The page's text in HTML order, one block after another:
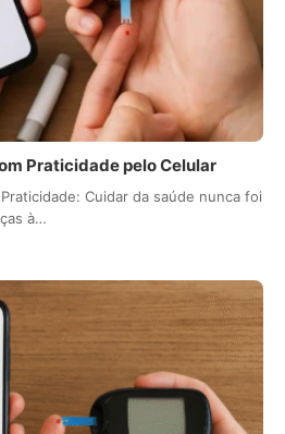
Praticidade pelo Celular
Cuidar da saúde nunca foi
à…